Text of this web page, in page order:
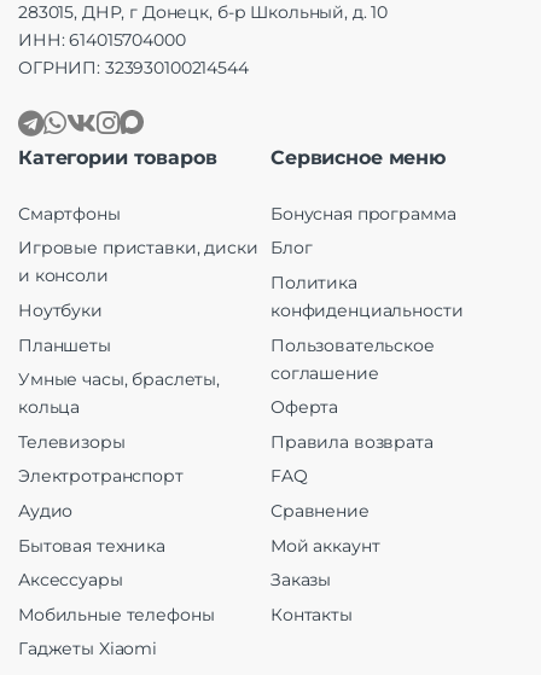
283015, ДНР, г Донецк, б-р Школьный, д. 10
ИНН: 614015704000
ОГРНИП: 323930100214544
Категории товаров
Смартфоны
Игровые приставки, диски
и консоли
Ноутбуки
Планшеты
Умные часы, браслеты,
кольца
Телевизоры
Электротранспорт
Аудио
Бытовая техника
Аксессуары
Мобильные телефоны
Гаджеты Xiaomi
Сервисное меню
Бонусная программа
Блог
Политика
конфиденциальности
Пользовательское
соглашение
Оферта
Правила возврата
FAQ
Сравнение
Мой аккаунт
Заказы
Контакты